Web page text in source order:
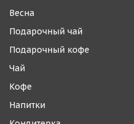
Весна
Подарочный чай
Подарочный кофе
Чай
Кофе
Напитки